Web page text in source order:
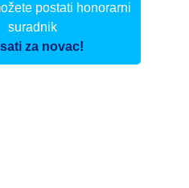
postati honorarni
suradnik
za novac!